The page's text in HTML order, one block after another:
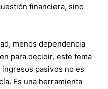
financiera, sino
menos dependencia
para decidir, este tema
pasivos no es
Es una herramienta